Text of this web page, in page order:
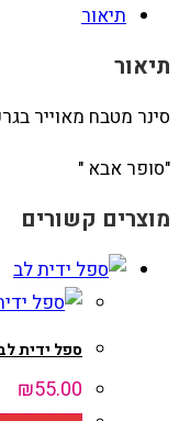
תיאור
תיאור
סינר מטבח מאוייר
"סופר אבא "
מוצרים קשורים
ספל ידית
₪55.00